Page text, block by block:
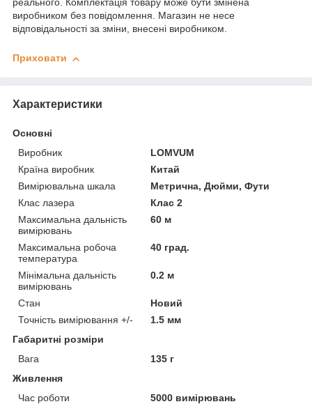
реального. Комплектація товару може бути змінена
виробником без повідомлення. Магазин не несе
відповідальності за зміни, внесені виробником.
Приховати
Характеристики
Основні
Виробник
LOMVUM
Країна виробник
Китай
Вимірювальна шкала
Метрична, Дюйми, Фути
Клас лазера
Клас 2
Максимальна дальність
вимірювань
60 м
Максимальна робоча
температура
40 град.
Мінімальна дальність
вимірювань
0.2 м
Стан
Новий
Точність вимірювання +/-
1.5 мм
Габаритні розміри
Вага
135 г
Живлення
Час роботи
5000 вимірювань